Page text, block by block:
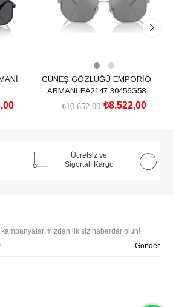
GÜNEŞ GÖZLÜĞÜ EMPORİO
ARMANİ EA2147 30456G58
₺8.522,00
₺10.652,00
Ücretsiz ve
Sigortalı Kargo
ilk siz haberdar olun!
Gönder